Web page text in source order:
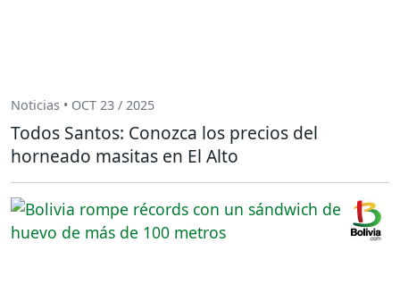
Noticias • OCT 23 / 2025
Todos Santos: Conozca los precios del
horneado masitas en El Alto